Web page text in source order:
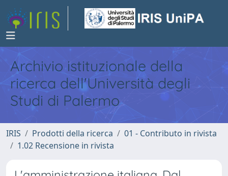
Archivio istituzionale della
ricerca dell'Università degli
Studi di Palermo
IRIS Prodotti della ricerca
01 - Contributo in rivista
1.02 Recensione in rivista